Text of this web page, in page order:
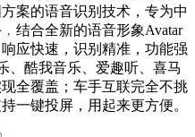
案的语音识别技术，专为中
结合全新的语音形象Avatar
应快速，识别精准，功能强
、酷我音乐、爱趣听、喜马
全覆盖；车手互联完全不挑
一键投屏，用起来更方便。